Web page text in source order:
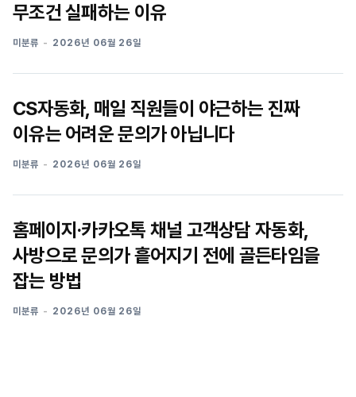
무조건 실패하는 이유
미분류 2026년 06월 26일
CS자동화, 매일 직원들이 야근하는 진짜
이유는 어려운 문의가 아닙니다
미분류 2026년 06월 26일
홈페이지·카카오톡 채널 고객상담 자동화,
사방으로 문의가 흩어지기 전에 골든타임을
잡는 방법
미분류 2026년 06월 26일